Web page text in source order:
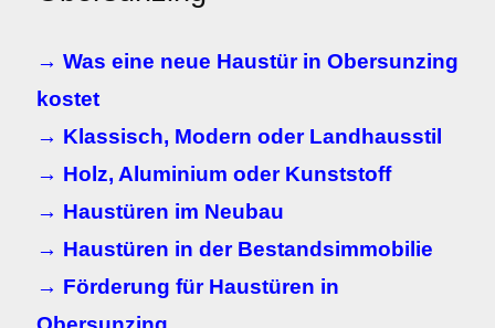
→ Was eine neue Haustür in Obersunzing
kostet
→ Klassisch, Modern oder Landhausstil
→ Holz, Aluminium oder Kunststoff
→ Haustüren im Neubau
→ Haustüren in der Bestandsimmobilie
→ Förderung für Haustüren in